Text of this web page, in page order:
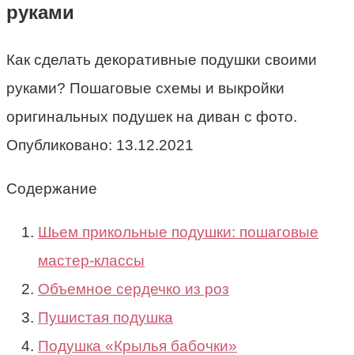
руками
Как сделать декоративные подушки своими
руками? Пошаговые схемы и выкройки
оригинальных подушек на диван с фото.
Опубликовано: 13.12.2021
Содержание
Шьем прикольные подушки: пошаговые
мастер-классы
Объемное сердечко из роз
Пушистая подушка
Подушка «Крылья бабочки»